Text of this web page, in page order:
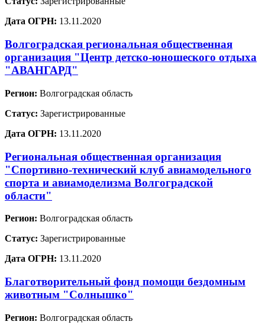
Дата ОГРН: 13.11.2020
Волгоградская региональная общественная
организация "Центр детско-юношеского отдыха
"АВАНГАРД"
Регион: Волгоградская область
Статус: Зарегистрированные
Дата ОГРН: 13.11.2020
Региональная общественная организация
"Спортивно-технический клуб авиамодельного
спорта и авиамоделизма Волгоградской
области"
Регион: Волгоградская область
Статус: Зарегистрированные
Дата ОГРН: 13.11.2020
Благотворительный фонд помощи бездомным
животным "Солнышко"
Регион: Волгоградская область